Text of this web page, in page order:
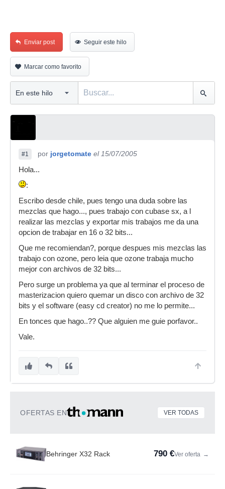
Enviar post Seguir este hilo
Marcar como favorito
#1 por jorgetomate el 15/07/2005
Hola...
:
Escribo desde chile, pues tengo una duda sobre las
mezclas que hago..., pues trabajo con cubase sx, a l
realizar las mezclas y exportar mis trabajos me da una
opcion de trabajar en 16 o 32 bits...
Que me recomiendan?, porque despues mis mezclas las
trabajo con ozone, pero leia que ozone trabaja mucho
mejor con archivos de 32 bits...
Pero surge un problema ya que al terminar el proceso de
masterizacion quiero quemar un disco con archivo de 32
bits y el software (easy cd creator) no me lo permite...
En tonces que hago..?? Que alguien me guie porfavor..
Vale.
OFERTAS EN VER TODAS
Behringer X32 Rack 790 €Ver oferta →